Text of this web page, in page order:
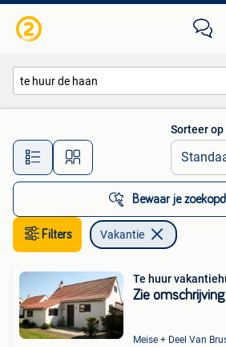
Alle afstanden…
Sorteer op
Bewaar je
Filters Vakantie
Te huur
Zie omschrijving
Meise + Deel Van